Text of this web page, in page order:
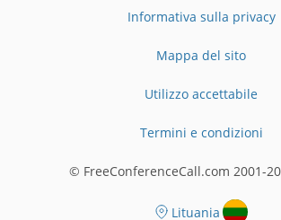
Informativa sulla privacy
Mappa del sito
Utilizzo accettabile
Termini e condizioni
© FreeConferenceCall.com 2001-
Lituania